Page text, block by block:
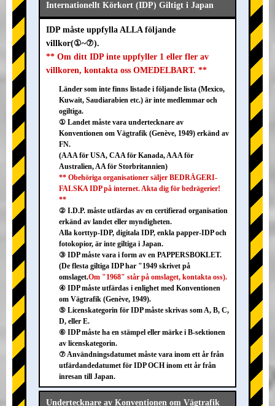
Internationellt Körkort (IDP) Giltigt i Japan
IDP måste uppfylla ALLA följande
villkor(①~⑦).
** Om ditt IDP inte uppfyller 1 eller fler av
villkoren, kontakta oss OMEDELBART. **
Länder som inte finns listade i följande lista (Mexico,
Kuwait, Saudiarabien etc.) är inte medlemmar och
ogiltiga.
① Landet måste vara undertecknare av
Konventionen om Vägtrafik (Genève, 1949) erkänd av
FN.
(AAA för USA, CAA för Kanada, AAA för
Australien, AA för Storbritannien)
** Obehöriga organisationer säljer BEDRÄGERI-
FALSKA IDP på internet. Akta dig för bedrägerier!
**
② I.D.P. måste utfärdas av en certifierad organisation
erkänd av landet eller myndigheten.
Alla korttyp-IDP, digitala IDP, enkla papper-IDP och
fotokopior, är inte giltiga i Japan.
③ IDP måste vara i form av en PAPPERSBOKLET.
(De flesta giltiga IDP har "1949 skrivet på
omslaget.Om "1968" står på omslaget, kontakta oss).
④ IDP måste utfärdas i enlighet med Konventionen
om Vägtrafik (Genève, 1949).
⑤ Licenskategorin för IDP måste skrivas som A, B, C,
D, eller E.
⑥ IDP måste ha en stämpel eller märke i B-sektionen
av licenskategorin.
⑦ Användningsdatumet måste vara inom ett år från
utfärdandedatumet för IDP OCH inom ett år från
inresan till Japan.
Undertecknare av Konventionen om Vägtrafik